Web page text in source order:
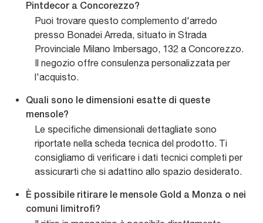
Pintdecor a Concorezzo?
Puoi trovare questo complemento d'arredo
presso Bonadei Arreda, situato in Strada
Provinciale Milano Imbersago, 132 a Concorezzo.
Il negozio offre consulenza personalizzata per
l'acquisto.
Quali sono le dimensioni esatte di queste
mensole?
Le specifiche dimensionali dettagliate sono
riportate nella scheda tecnica del prodotto. Ti
consigliamo di verificare i dati tecnici completi per
assicurarti che si adattino allo spazio desiderato.
È possibile ritirare le mensole Gold a Monza o nei
comuni limitrofi?